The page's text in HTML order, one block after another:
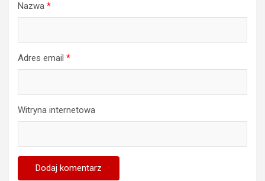
Nazwa *
Adres email *
Witryna internetowa